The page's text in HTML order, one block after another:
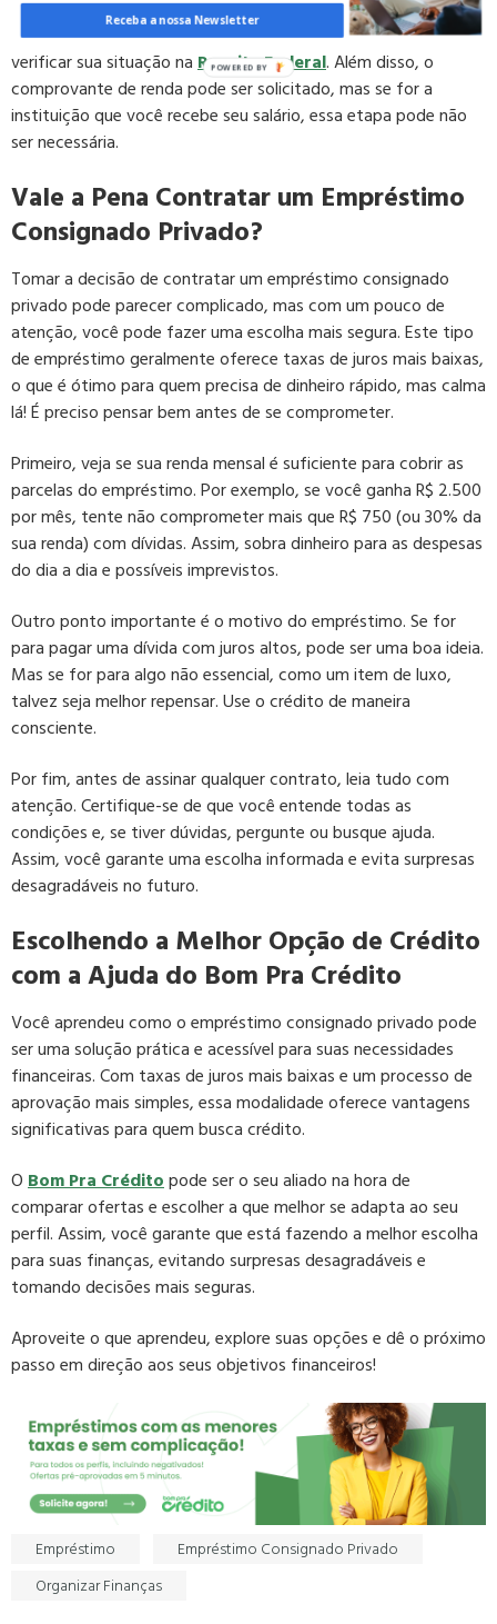
Outro documento importante é o CPF. Ele ajuda o banco a
verificar sua situação naReceita Federal. Além disso, o
comprovante de renda pode ser solicitado, mas se for a
instituição que você recebe seu salário, essa etapa pode não
ser necessária.
Vale a Pena Contratar um Empréstimo
Consignado Privado?
Tomar a decisão de contratar um empréstimo consignado
privado pode parecer complicado, mas com um pouco de
atenção, você pode fazer uma escolha mais segura. Este tipo
de empréstimo geralmente oferece taxas de juros mais baixas,
o que é ótimo para quem precisa de dinheiro rápido, mas calma
lá! É preciso pensar bem antes de se comprometer.
Primeiro, veja se sua renda mensal é suficiente para cobrir as
parcelas do empréstimo. Por exemplo, se você ganha R$ 2.500
por mês, tente não comprometer mais que R$ 750 (ou 30% da
sua renda) com dívidas. Assim, sobra dinheiro para as despesas
do dia a dia e possíveis imprevistos.
Outro ponto importante é o motivo do empréstimo. Se for
para pagar uma dívida com juros altos, pode ser uma boa ideia.
Mas se for para algo não essencial, como um item de luxo,
talvez seja melhor repensar. Use o crédito de maneira
consciente.
Por fim, antes de assinar qualquer contrato, leia tudo com
atenção. Certifique-se de que você entende todas as
condições e, se tiver dúvidas, pergunte ou busque ajuda.
Assim, você garante uma escolha informada e evita surpresas
desagradáveis no futuro.
Escolhendo a Melhor Opção de Crédito
com a Ajuda do Bom Pra Crédito
Você aprendeu como o empréstimo consignado privado pode
ser uma solução prática e acessível para suas necessidades
financeiras. Com taxas de juros mais baixas e um processo de
aprovação mais simples, essa modalidade oferece vantagens
significativas para quem busca crédito.
OBom Pra Créditopode ser o seu aliado na hora de
comparar ofertas e escolher a que melhor se adapta ao seu
perfil. Assim, você garante que está fazendo a melhor escolha
para suas finanças, evitando surpresas desagradáveis e
tomando decisões mais seguras.
Aproveite o que aprendeu, explore suas opções e dê o próximo
passo em direção aos seus objetivos financeiros!
Empréstimo
Empréstimo Consignado Privado
Organizar Finanças
Receba a nossa Newsletter